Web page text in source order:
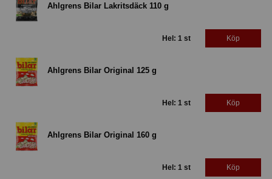
Ahlgrens Bilar Lakritsdäck 110 g
Hel: 1 st Köp
Ahlgrens Bilar Original 125 g
Hel: 1 st Köp
Ahlgrens Bilar Original 160 g
Hel: 1 st Köp